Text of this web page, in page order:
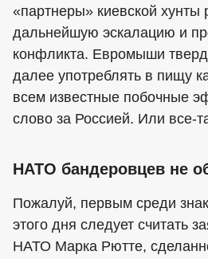
«партнеры» киевской
дальнейшую эскалацию и
конфликта. Евромыши
далее употреблять в пищу
всем известные побочные
слово за Россией. Или все-
НАТО бандеровцев не
Пожалуй, первым среди
этого дня следует считать
НАТО Марка Рютте,